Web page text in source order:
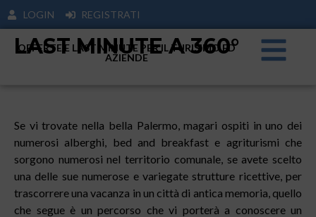
LOGIN REGISTRATI
LAST MINUTE A 360°
OFFERTE E LAST MINUTE PER IL TURISIMO ED
AZIENDE
Se vi trovate nella bella Palermo, magari ospiti in uno dei
numerosi alberghi, bed and breakfast e agriturismi che
sorgono numerosi nel territorio comunale, se avete scelto
una delle sue numerose e variegate strutture ricettive, per
trascorrere una vacanza in un città di antica memoria, quello
che segue è un percorso che vi porterà a conoscere un